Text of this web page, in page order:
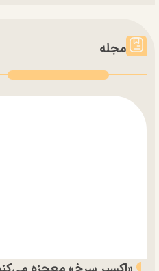
مجله